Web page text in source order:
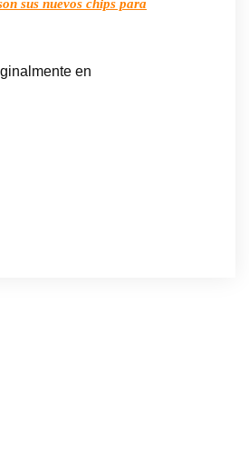
sus nuevos chips para
en